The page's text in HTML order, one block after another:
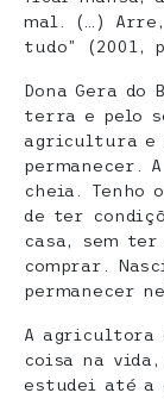
mal. (…) Arre,
tudo” (2001,
Dona Gera
terra e pelo
agricultura e
permanecer.
cheia. Tenho
de ter
casa, sem
comprar.
permanecer
A agricultora
coisa na
estudei até a